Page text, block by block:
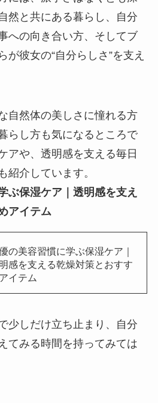
然と共にある暮らし、自分
への向き合い方、そしてブ
が彼女の“自分らしさ”を支え
自然体の美しさに憧れる方
らし方も気になるところで
アや、透明感を支える毎日
紹介しています。
ぶ保湿ケア｜透明感を支え
アイテム
の美容習慣に学ぶ保湿ケア｜
感を支える乾燥対策とおすす
イテム
少しだけ立ち止まり、自分
てみる時間を持ってみては